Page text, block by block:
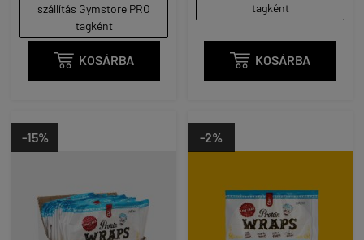
szállítás Gymstore PRO
tagként
 KOSÁRBA
tagként
 KOSÁRBA
-15% -2%